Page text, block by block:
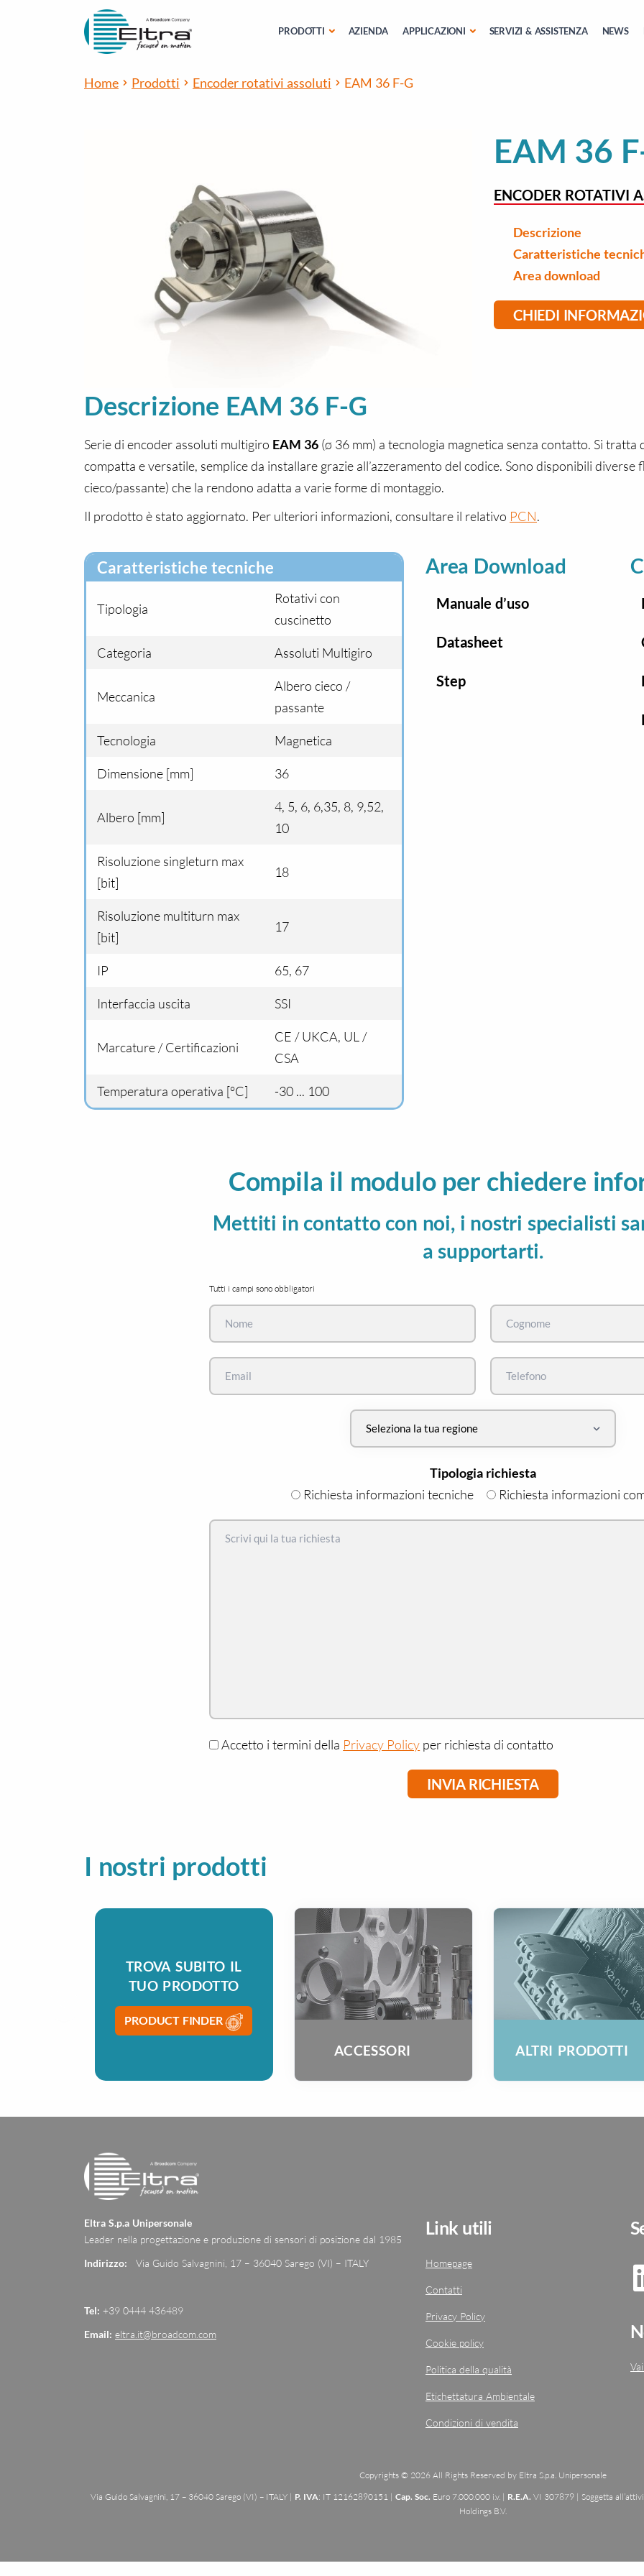
PRODOTTI AZIENDA APPLICAZIONI SERVIZI & ASSISTENZA NEWS
Home Prodotti Encoder rotativi assoluti EAM 36 F-G
EAM 36
ENCODER ROTATIVI
Descrizione
Caratteristiche
Area download
CHIEDI
Descrizione EAM 36 F-G
Serie di encoder assoluti multigiro EAM 36 (ø 36 mm) a tecnologia magnetica senza contatto. Si
compatta e versatile, semplice da installare grazie all’azzeramento del codice. Sono disponibili
cieco/passante) che la rendono adatta a varie forme di montaggio.
Il prodotto è stato aggiornato. Per ulteriori informazioni, consultare il relativo PCN.
Caratteristiche tecniche
Tipologia
Rotativi con
cuscinetto
Categoria Assoluti Multigiro
Meccanica
Albero cieco /
passante
Tecnologia Magnetica
Dimensione [mm] 36
Albero [mm]
4, 5, 6, 6,35, 8, 9,52,
10
Risoluzione singleturn max
[bit]
18
Risoluzione multiturn max
[bit]
17
IP 65, 67
Interfaccia uscita SSI
Marcature / Certificazioni
CE / UKCA, UL /
CSA
Temperatura operativa [°C] -30 ... 100
Area Download
Manuale d’uso
Datasheet
Step
Compila il modulo per chiedere
Mettiti in contatto con noi, i nostri specialisti
a supportarti.
Tutti i campi sono obbligatori
Tipologia richiesta
Richiesta informazioni tecniche
Richiesta informazioni
Accetto i termini della Privacy Policy per richiesta di contatto
I nostri prodotti
TROVA SUBITO IL
TUO PRODOTTO
PRODUCT FINDER
ACCESSORI ALTRI PRODOTTI
Eltra S.p.a Unipersonale
Leader nella progettazione e produzione di sensori di posizione dal 1985
Indirizzo: Via Guido Salvagnini, 17 – 36040 Sarego (VI) – ITALY
Tel: +39 0444 436489
Email: eltra.it@broadcom.com
Link utili
Homepage
Contatti
Privacy Policy
Cookie policy
Politica della qualità
Etichettatura Ambientale
Condizioni di vendita
Copyrights © 2026 All Rights Reserved by Eltra S.p.a. Unipersonale
Via Guido Salvagnini, 17 – 36040 Sarego (VI) – ITALY | P. IVA: IT 12162890151 | Cap. Soc. Euro 7.000.000 i.v. | R.E.A. VI 307879 | Soggetta
Holdings B.V.